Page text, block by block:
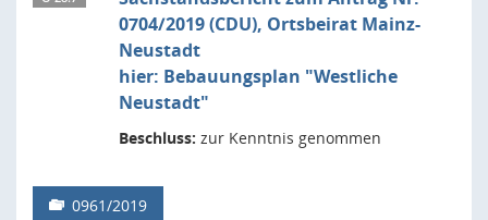
0704/2019 (CDU), Ortsbeirat Mainz-
Neustadt
hier: Bebauungsplan "Westliche
Neustadt"
Beschluss: zur Kenntnis genommen
0961/2019